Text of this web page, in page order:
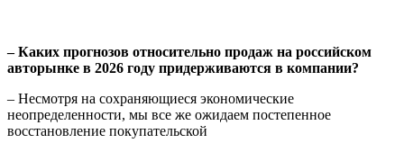
– Каких прогнозов относительно продаж на российском
авторынке в 2026 году придерживаются в компании?
– Несмотря на сохраняющиеся экономические
неопределенности, мы все же ожидаем постепенное
восстановление покупательской